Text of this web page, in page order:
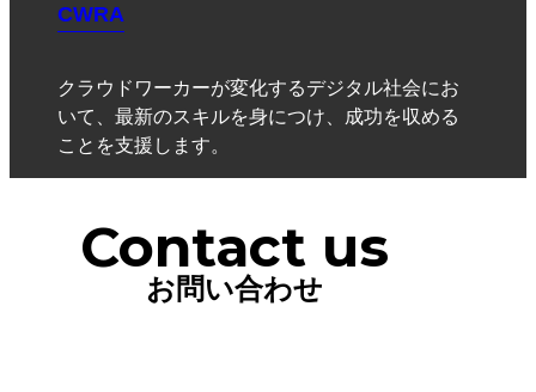
CWRA
クラウドワーカーが変化するデジタル社会にお
いて、最新のスキルを身につけ、成功を収める
ことを支援します。
Contact us
お問い合わせ